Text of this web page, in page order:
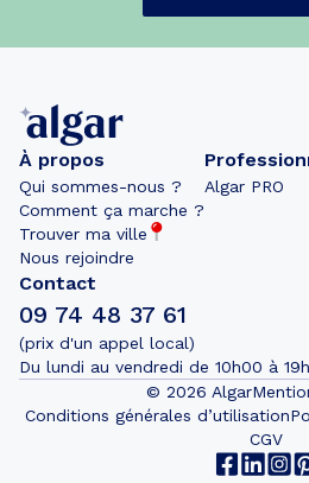
À propos
Qui sommes-nous ?
Comment ça marche ?
Trouver ma ville
Nous rejoindre
Algar PRO
Contact
09 74 48 37 61
(prix d'un appel local)
Du lundi au vendredi de 10h00 à
© 2026 Algar
Conditions générales d’utilisation
CGV